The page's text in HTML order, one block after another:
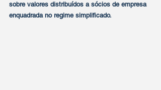
sobre valores distribuídos a sócios de empresa
enquadrada no regime simplificado.